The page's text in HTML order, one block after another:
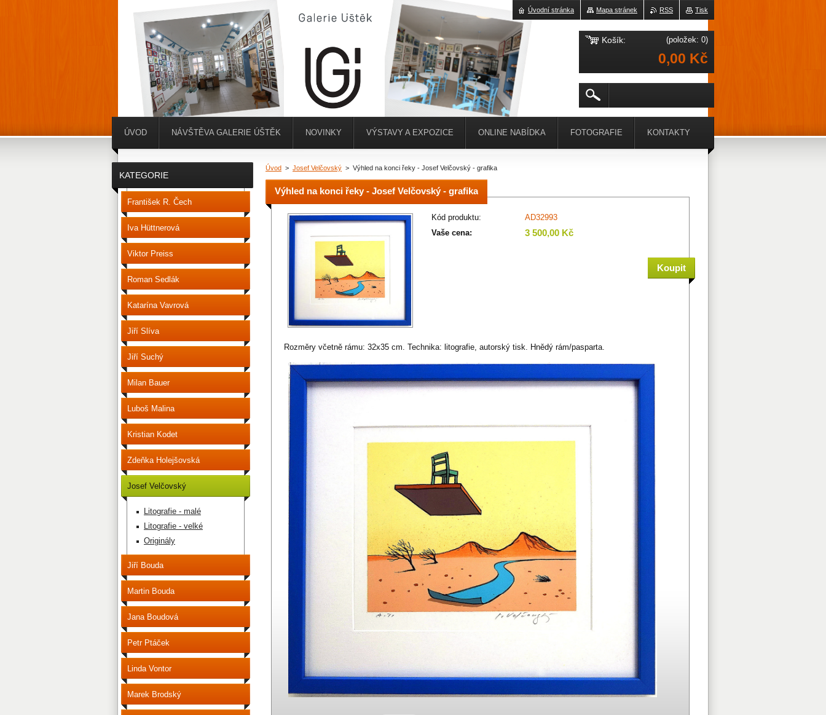
Úvod > Josef Velčovský > Výhled na konci řeky - Josef Velčovský - grafika
Výhled na konci řeky - Josef Velčovský - grafika
Kód produktu:
AD32993
Vaše cena:
3 500,00 Kč
Rozměry včetně rámu: 32x35 cm. Technika: litografie, autorský tisk. Hnědý rám/pasparta.
KATEGORIE
František R. Čech
Iva Hüttnerová
Viktor Preiss
Roman Sedlák
Katarína Vavrová
Jiří Slíva
Jiří Suchý
Milan Bauer
Luboš Malina
Kristian Kodet
Zdeňka Holejšovská
Josef Velčovský
Litografie - malé
Litografie - velké
Originály
Jiří Bouda
Martin Bouda
Jana Boudová
Petr Ptáček
Linda Vontor
Marek Brodský
ÚVOD NÁVŠTĚVA GALERIE ÚŠTĚK NOVINKY VÝSTAVY A EXPOZICE ONLINE NABÍDKA FOTOGRAFIE KONTAKTY
Tisk
RSS
Mapa stránek
Úvodní stránka
Košík: (položek: 0)
0,00 Kč